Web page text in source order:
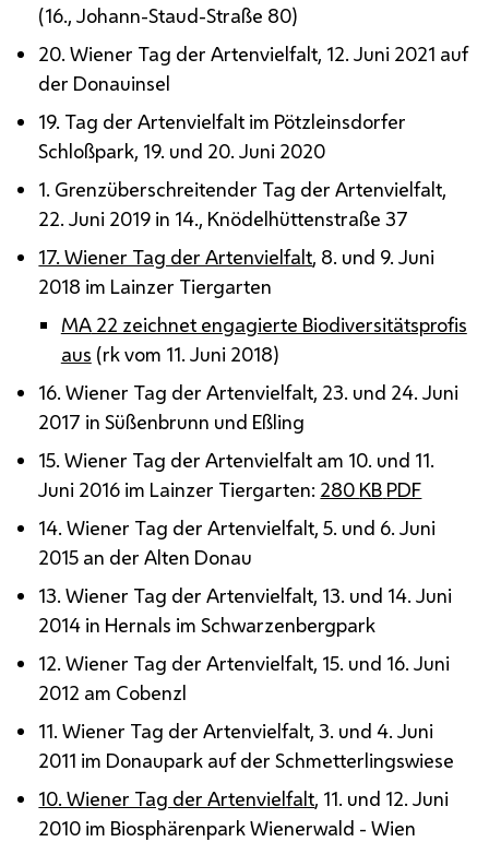
(16., Johann-Staud-Straße 80)
20. Wiener Tag der Artenvielfalt, 12. Juni 2021 auf
der Donauinsel
19. Tag der Artenvielfalt im Pötzleinsdorfer
Schloßpark, 19. und 20. Juni 2020
1. Grenzüberschreitender Tag der Artenvielfalt,
22. Juni 2019 in 14., Knödelhüttenstraße 37
17. Wiener Tag der Artenvielfalt, 8. und 9. Juni
2018 im Lainzer Tiergarten
MA22 zeichnet engagierte Biodiversitätsprofis
aus (rkvom 11. Juni 2018)
16. Wiener Tag der Artenvielfalt, 23. und 24. Juni
2017 in Süßenbrunn und Eßling
15. Wiener Tag der Artenvielfalt am 10. und 11.
Juni 2016 im Lainzer Tiergarten: 280 KB PDF
14. Wiener Tag der Artenvielfalt, 5. und 6. Juni
2015 an der Alten Donau
13. Wiener Tag der Artenvielfalt, 13. und 14. Juni
2014 in Hernals im Schwarzenbergpark
12. Wiener Tag der Artenvielfalt, 15. und 16. Juni
2012 am Cobenzl
11. Wiener Tag der Artenvielfalt, 3. und 4. Juni
2011 im Donaupark auf der Schmetterlingswiese
10. Wiener Tag der Artenvielfalt, 11. und 12. Juni
2010 im Biosphärenpark Wienerwald - Wien